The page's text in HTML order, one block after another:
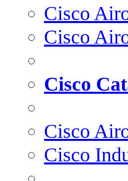
Cisco
Cisco
Cisco
Cisco
Cisco